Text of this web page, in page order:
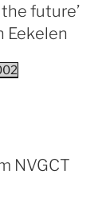
future’
Eekelen
NVGCT